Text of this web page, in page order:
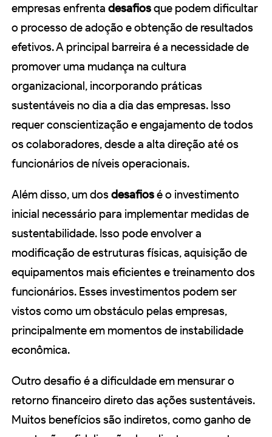
empresas enfrenta desafiosque podem dificultar
o processo de adoção e obtenção de resultados
efetivos. A principal barreira é a necessidade de
promover uma mudança na cultura
organizacional, incorporando práticas
sustentáveis no dia a dia das empresas. Isso
requer conscientização e engajamento de todos
os colaboradores, desde a alta direção até os
funcionários de níveis operacionais.
Além disso, um dosdesafiosé o investimento
inicial necessário para implementar medidas de
sustentabilidade. Isso pode envolver a
modificação de estruturas físicas, aquisição de
equipamentos mais eficientes e treinamento dos
funcionários. Esses investimentos podem ser
vistos como um obstáculo pelas empresas,
principalmente em momentos de instabilidade
econômica.
Outro desafio é a dificuldade em mensurar o
retorno financeiro direto das ações sustentáveis.
Muitos benefícios são indiretos, como ganho de